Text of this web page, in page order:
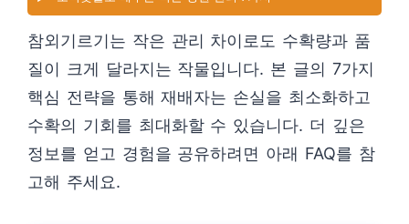
참외기르기는 작은 관리 차이로도 수확량과 품
질이 크게 달라지는 작물입니다. 본 글의 7가지
핵심 전략을 통해 재배자는 손실을 최소화하고
수확의 기회를 최대화할 수 있습니다. 더 깊은
정보를 얻고 경험을 공유하려면 아래 FAQ를 참
고해 주세요.